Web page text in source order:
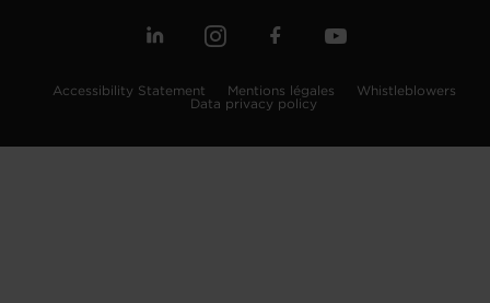
Accessibility Statement Mentions légales
Whistleblowers
Data privacy policy